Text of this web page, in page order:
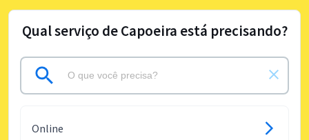
Qual serviço de Capoeira está precisando?
Online